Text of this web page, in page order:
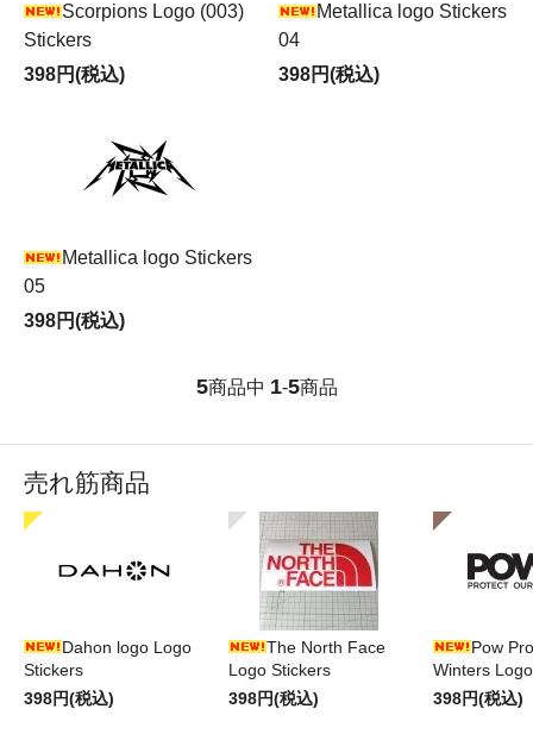
Scorpions Logo (003)
Stickers
398円(税込)
Metallica logo Stickers
04
398円(税込)
Metallica logo Stickers
05
398円(税込)
5商品中 1-5商品
売れ筋商品
Dahon logo Logo
Stickers
398円(税込)
The North Face
Logo Stickers
398円(税込)
Pow
Winters
398円(税込)